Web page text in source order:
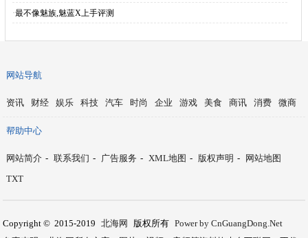
·最不像魅族,魅蓝X上手评测
网站导航
资讯 财经 娱乐 科技 汽车 时尚 企业 游戏 美食 商讯 消费 微商
帮助中心
网站简介 - 联系我们 - 广告服务 - XML地图 - 版权声明 -
网站地图
TXT
Copyright © 2015-2019 北海网 版权所有 Power by CnGuangDong.Net